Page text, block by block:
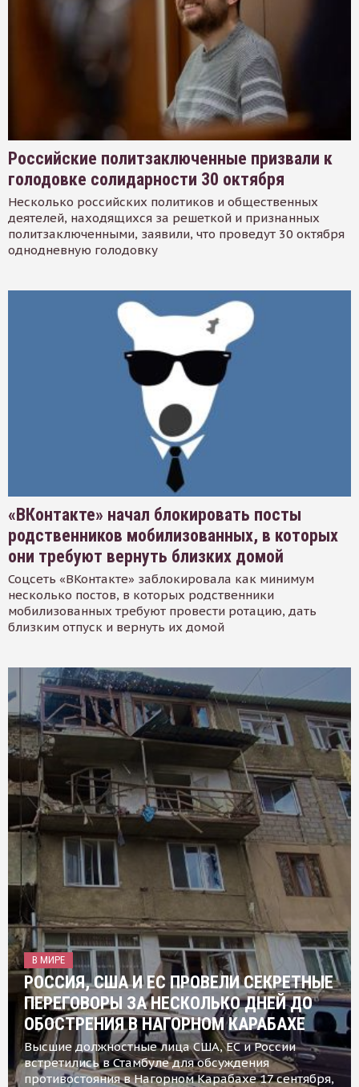
Российские политзаключенные призвали к
голодовке солидарности 30 октября
Несколько российских политиков и общественных
деятелей, находящихся за решеткой и признанных
политзаключенными, заявили, что проведут 30 октября
однодневную голодовку
«ВКонтакте» начал блокировать посты
родственников мобилизованных, в которых
они требуют вернуть близких домой
Соцсеть «ВКонтакте» заблокировала как минимум
несколько постов, в которых родственники
мобилизованных требуют провести ротацию, дать
близким отпуск и вернуть их домой
В МИРЕ
РОССИЯ, США И ЕС ПРОВЕЛИ СЕКРЕТНЫЕ
ПЕРЕГОВОРЫ ЗА НЕСКОЛЬКО ДНЕЙ ДО
ОБОСТРЕНИЯ В НАГОРНОМ КАРАБАХЕ
Высшие должностные лица США, ЕС и России
встретились в Стамбуле для обсуждения
противостояния в Нагорном Карабахе 17 сентября,